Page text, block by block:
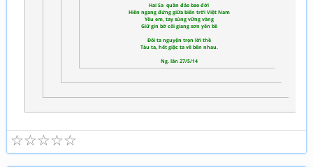
Hai Sa quần đảo bao đời
Hiên ngang đứng giữa biển trời Việt Nam
Yêu em, tay súng vững vàng
Giữ gìn bờ cõi giang sơn yên bề
Đôi ta nguyện trọn lời thề
Tàu ta, hết giặc ta về bên nhau.
Ng. lân 27/5/14
☆
☆
☆
☆
☆